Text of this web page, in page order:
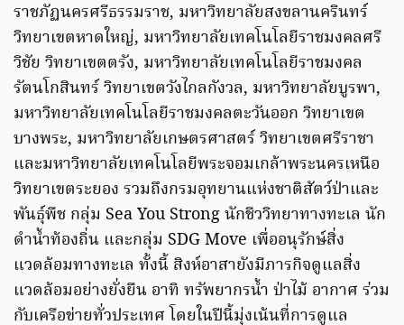
ราชภัฏนครศรีธรรมราช, มหาวิทยาลัยสงขลานครินทร์
วิทยาเขตหาดใหญ่, มหาวิทยาลัยเทคโนโลยีราชมงคลศรี
วิชัย วิทยาเขตตรัง, มหาวิทยาลัยเทคโนโลยีราชมงคล
รัตนโกสินทร์ วิทยาเขตวังไกลกังวล, มหาวิทยาลัยบูรพา,
มหาวิทยาลัยเทคโนโลยีราชมงคลตะวันออก วิทยาเขต
บางพระ, มหาวิทยาลัยเกษตรศาสตร์ วิทยาเขตศรีราชา
และมหาวิทยาลัยเทคโนโลยีพระจอมเกล้าพระนครเหนือ
วิทยาเขตระยอง รวมถึงกรมอุทยานแห่งชาติสัตว์ป่าและ
พันธุ์พืช กลุ่ม Sea You Strong นักชีววิทยาทางทะเล นัก
ดำน้ำท้องถิ่น และกลุ่ม SDG Move เพื่ออนุรักษ์สิ่ง
แวดล้อมทางทะเล ทั้งนี้ สิงห์อาสายังมีภารกิจดูแลสิ่ง
แวดล้อมอย่างยั่งยืน อาทิ ทรัพยากรน้ำ ป่าไม้ อากาศ ร่วม
กับเครือข่ายทั่วประเทศ โดยในปีนี้มุ่งเน้นที่การดูแล